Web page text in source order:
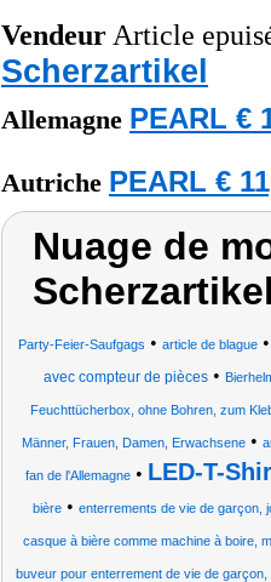
Vendeur Article
Scherzartikel
Allemagne PEARL €
Autriche PEARL €
Nuage de
Party-Feier-Saufgags • article de blague
avec compteur de pièces•
Feuchttücherbox, ohne Bohren, zum
Männer, Frauen, Damen, Erwachsene •
fan de l'Allemagne• LED-T-
bière• enterrements de vie de garçon,
casque à bière comme machine à boire,
buveur pour enterrement de vie de